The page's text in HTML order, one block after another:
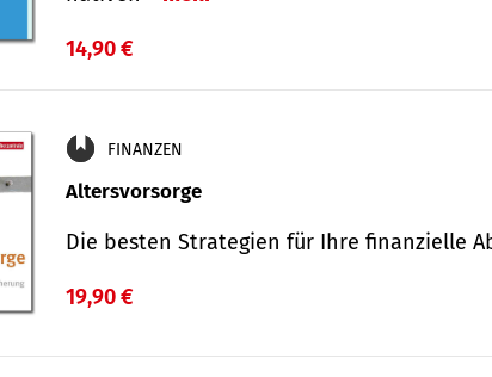
14,90 €
FINANZEN
Altersvorsorge
Die besten Strategien für Ihre finanzielle
19,90 €